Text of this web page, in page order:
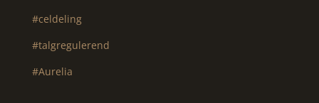
#celdeling
#talgregulerend
#Aurelia